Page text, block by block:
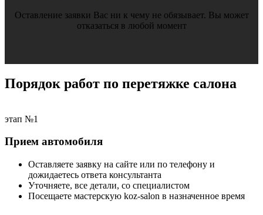
Оставление заявки Вас ни к чему не обязывает. Вы может
отказаться в любой момент
Порядок работ по перетяжке салона
этап №1
Прием автомобиля
Оставляете заявку на сайте или по телефону и
дожидаетесь ответа консультанта
Уточняете, все детали, со специалистом
Посещаете мастерскую koz-salon в назначенное время